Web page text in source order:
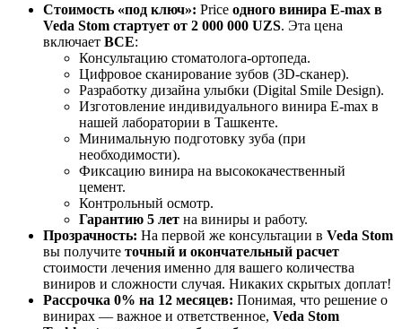
Стоимость «под ключ»: Price одного винира E-max в
Veda Stom стартует от 2 000 000 UZS. Эта цена
включает ВСЕ:
Консультацию стоматолога-ортопеда.
Цифровое сканирование зубов (3D-сканер).
Разработку дизайна улыбки (Digital Smile Design).
Изготовление индивидуального винира E-max в
нашей лаборатории в Ташкенте.
Минимальную подготовку зуба (при
необходимости).
Фиксацию винира на высококачественный
цемент.
Контрольный осмотр.
Гарантию 5 лет на виниры и работу.
Прозрачность: На первой же консультации в Veda Stom
вы получите точный и окончательный расчет
стоимости лечения именно для вашего количества
виниров и сложности случая. Никаких скрытых доплат!
Рассрочка 0% на 12 месяцев: Понимая, что решение о
винирах — важное и ответственное, Veda Stom